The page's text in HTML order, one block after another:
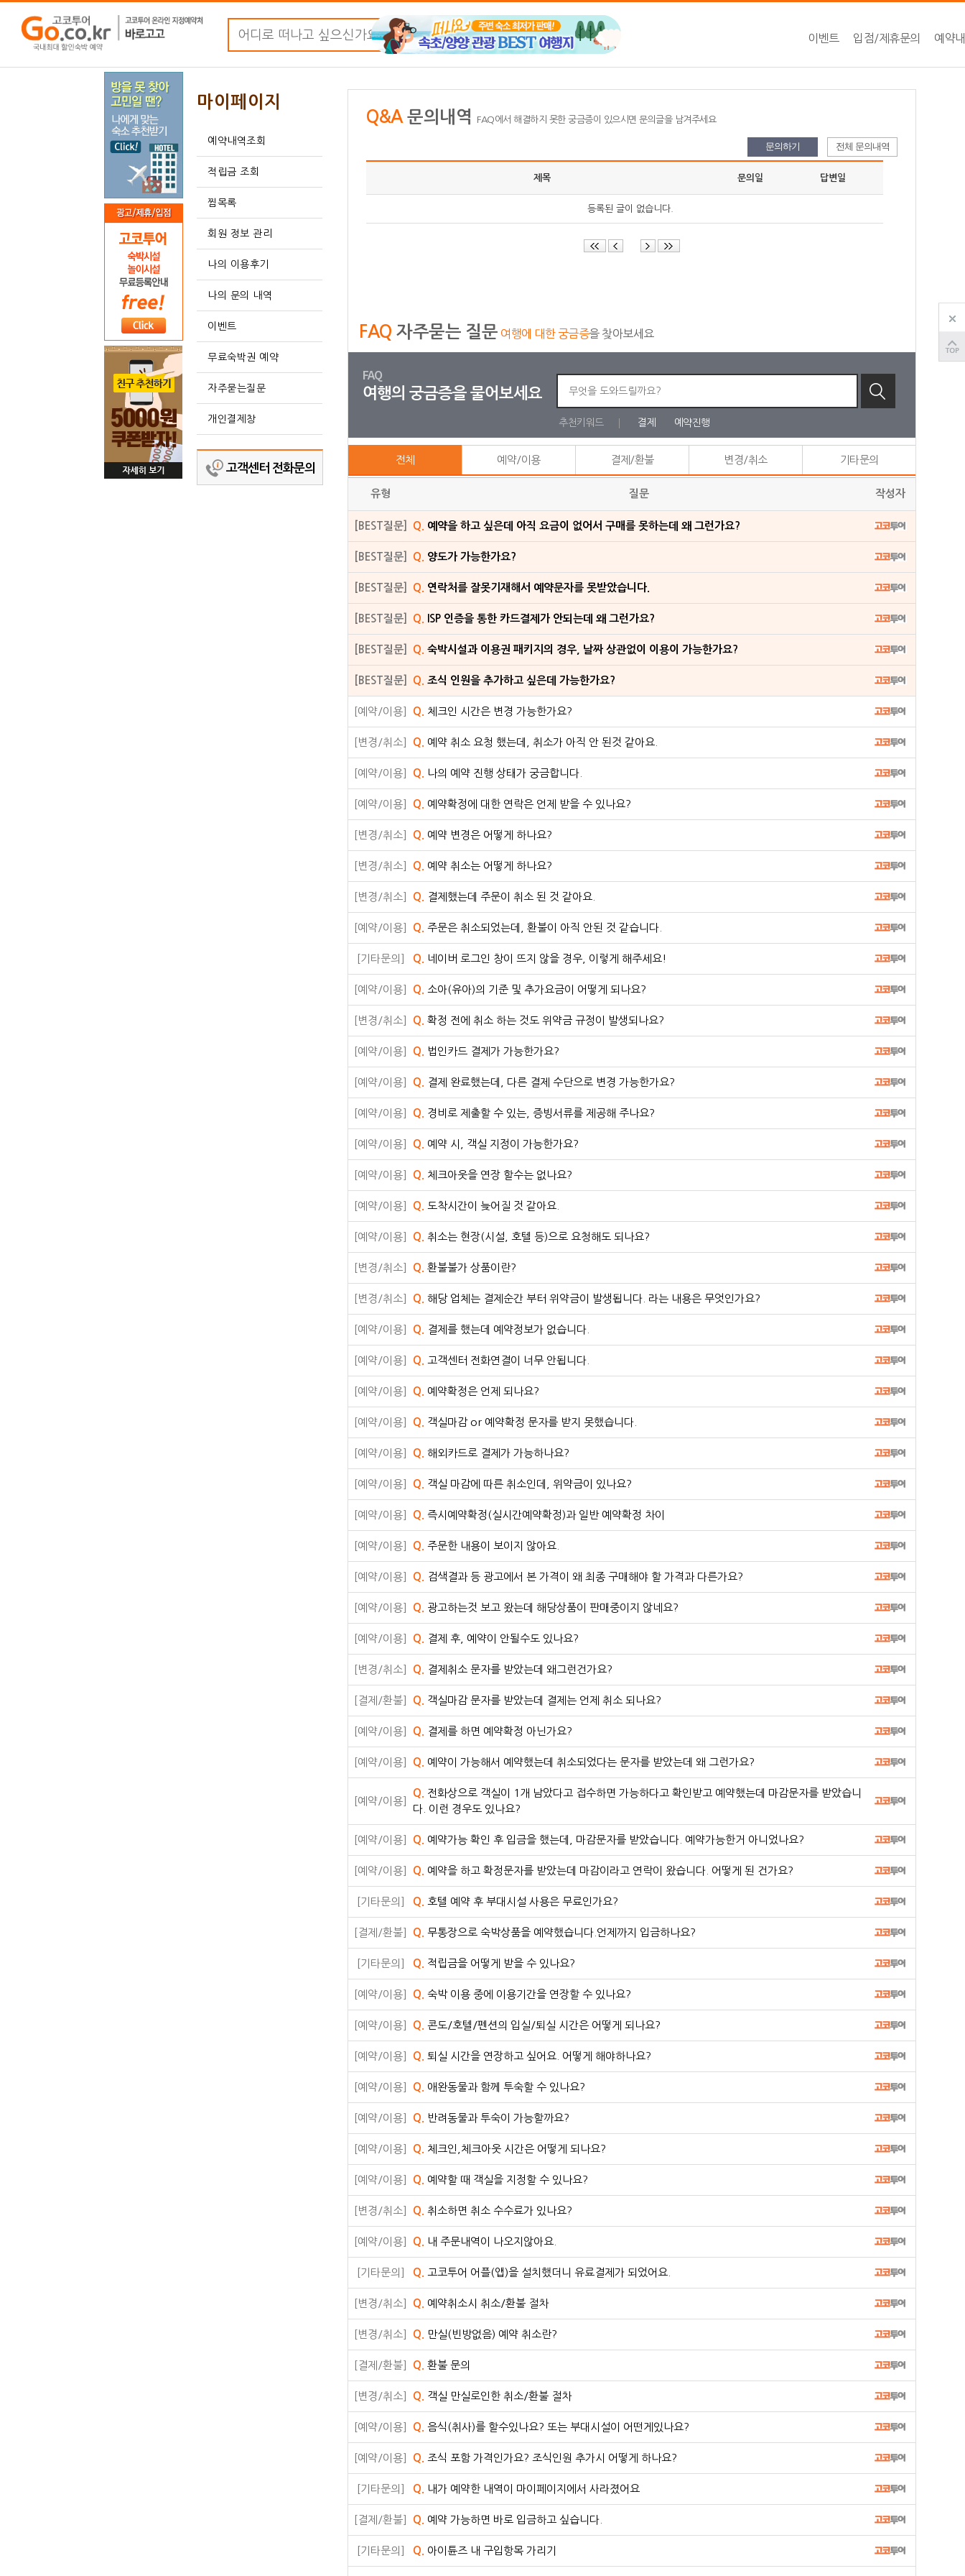
이벤트 입점/제휴문의 예약
마이페이지
예약내역조회
적립금 조회
찜목록
회원 정보 관리
나의 이용후기
나의 문의 내역
이벤트
무료숙박권 예약
자주묻는질문
개인결제창
고객센터 전화문의
Q&A문의내역 FAQ에서 해결하지 못한 궁금증이 있으시면 문의글을 남겨주세요
문의하기 전체 문의내역
제목 문의일 답변일
등록된 글이 없습니다.
FAQ 자주묻는 질문 여행에 대한 궁금증을 찾아보세요
FAQ
여행의 궁금증을 물어보세요
추천키워드 결제 예약진행
전체 예약/이용 결제/환불 변경/취소 기타문의
유형 질문 작성자
[BEST질문] Q. 예약을 하고 싶은데 아직 요금이 없어서 구매를 못하는데 왜 그런가요?
[BEST질문] Q. 양도가 가능한가요?
[BEST질문] Q. 연락처를 잘못기재해서 예약문자를 못받았습니다.
[BEST질문] Q. ISP 인증을 통한 카드결제가 안되는데 왜 그런가요?
[BEST질문] Q. 숙박시설과 이용권 패키지의 경우, 날짜 상관없이 이용이 가능한가요?
[BEST질문] Q. 조식 인원을 추가하고 싶은데 가능한가요?
[예약/이용] Q. 체크인 시간은 변경 가능한가요?
[변경/취소] Q. 예약 취소 요청 했는데, 취소가 아직 안 된것 같아요.
[예약/이용] Q. 나의 예약 진행 상태가 궁금합니다.
[예약/이용] Q. 예약확정에 대한 연락은 언제 받을 수 있나요?
[변경/취소] Q. 예약 변경은 어떻게 하나요?
[변경/취소] Q. 예약 취소는 어떻게 하나요?
[변경/취소] Q. 결제했는데 주문이 취소 된 것 같아요.
[예약/이용] Q. 주문은 취소되었는데, 환불이 아직 안된 것 같습니다.
[기타문의] Q. 네이버 로그인 창이 뜨지 않을 경우, 이렇게 해주세요!
[예약/이용] Q. 소아(유아)의 기준 및 추가요금이 어떻게 되나요?
[변경/취소] Q. 확정 전에 취소 하는 것도 위약금 규정이 발생되나요?
[예약/이용] Q. 법인카드 결제가 가능한가요?
[예약/이용] Q. 결제 완료했는데, 다른 결제 수단으로 변경 가능한가요?
[예약/이용] Q. 경비로 제출할 수 있는, 증빙서류를 제공해 주나요?
[예약/이용] Q. 예약 시, 객실 지정이 가능한가요?
[예약/이용] Q. 체크아웃을 연장 할수는 없나요?
[예약/이용] Q. 도착시간이 늦어질 것 같아요.
[예약/이용] Q. 취소는 현장(시설, 호텔 등)으로 요청해도 되나요?
[변경/취소] Q. 환불불가 상품이란?
[변경/취소] Q. 해당 업체는 결제순간 부터 위약금이 발생됩니다. 라는 내용은 무엇인가요?
[예약/이용] Q. 결제를 했는데 예약정보가 없습니다.
[예약/이용] Q. 고객센터 전화연결이 너무 안됩니다.
[예약/이용] Q. 예약확정은 언제 되나요?
[예약/이용] Q. 객실마감 or 예약확정 문자를 받지 못했습니다.
[예약/이용] Q. 해외카드로 결제가 가능하나요?
[예약/이용] Q. 객실 마감에 따른 취소인데, 위약금이 있나요?
[예약/이용] Q. 즉시예약확정(실시간예약확정)과 일반 예약확정 차이
[예약/이용] Q. 주문한 내용이 보이지 않아요.
[예약/이용] Q. 검색결과 등 광고에서 본 가격이 왜 최종 구매해야 할 가격과 다른가요?
[예약/이용] Q. 광고하는것 보고 왔는데 해당상품이 판매중이지 않네요?
[예약/이용] Q. 결제 후, 예약이 안될수도 있나요?
[변경/취소] Q. 결제취소 문자를 받았는데 왜그런건가요?
[결제/환불] Q. 객실마감 문자를 받았는데 결제는 언제 취소 되나요?
[예약/이용] Q. 결제를 하면 예약확정 아닌가요?
[예약/이용] Q. 예약이 가능해서 예약했는데 취소되었다는 문자를 받았는데 왜 그런가요?
[예약/이용]
Q.
전화상으로 객실이 1개 남았다고 접수하면 가능하다고 확인받고 예약했는데 마감문자를 받았습니
다. 이런 경우도 있나요?
[예약/이용] Q. 예약가능 확인 후 입금을 했는데, 마감문자를 받았습니다. 예약가능한거 아니었나요?
[예약/이용] Q. 예약을 하고 확정문자를 받았는데 마감이라고 연락이 왔습니다. 어떻게 된 건가요?
[기타문의] Q. 호텔 예약 후 부대시설 사용은 무료인가요?
[결제/환불] Q. 무통장으로 숙박상품을 예약했습니다.언제까지 입금하나요?
[기타문의] Q. 적립금을 어떻게 받을 수 있나요?
[예약/이용] Q. 숙박 이용 중에 이용기간을 연장할 수 있나요?
[예약/이용] Q. 콘도/호텔/펜션의 입실/퇴실 시간은 어떻게 되나요?
[예약/이용] Q. 퇴실 시간을 연장하고 싶어요. 어떻게 해야하나요?
[예약/이용] Q. 애완동물과 함께 투숙할 수 있나요?
[예약/이용] Q. 반려동물과 투숙이 가능할까요?
[예약/이용] Q. 체크인,체크아웃 시간은 어떻게 되나요?
[예약/이용] Q. 예약할 때 객실을 지정할 수 있나요?
[변경/취소] Q. 취소하면 취소 수수료가 있나요?
[예약/이용] Q. 내 주문내역이 나오지않아요.
[기타문의] Q. 고코투어 어플(앱)을 설치했더니 유료결제가 되었어요.
[변경/취소] Q. 예약취소시 취소/환불 절차
[변경/취소] Q. 만실(빈방없음) 예약 취소란?
[결제/환불] Q. 환불 문의
[변경/취소] Q. 객실 만실로인한 취소/환불 절차
[예약/이용] Q. 음식(취사)를 할수있나요? 또는 부대시설이 어떤게있나요?
[예약/이용] Q. 조식 포함 가격인가요? 조식인원 추가시 어떻게 하나요?
[기타문의] Q. 내가 예약한 내역이 마이페이지에서 사라졌어요
[결제/환불] Q. 예약 가능하면 바로 입금하고 싶습니다.
[기타문의] Q. 아이튠즈 내 구입항목 가리기